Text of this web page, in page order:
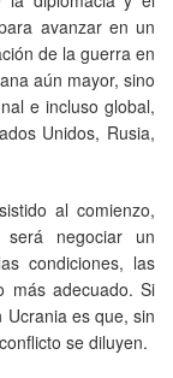
avanzar en un
de la guerra en
aún mayor, sino
e incluso global,
Unidos, Rusia,
al comienzo,
negociar un
condiciones, las
más adecuado. Si
es que, sin
se diluyen.